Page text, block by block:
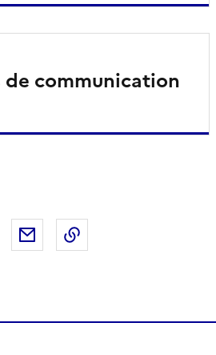
de communication
sur X
Partager sur LinkedIn
Partager par email